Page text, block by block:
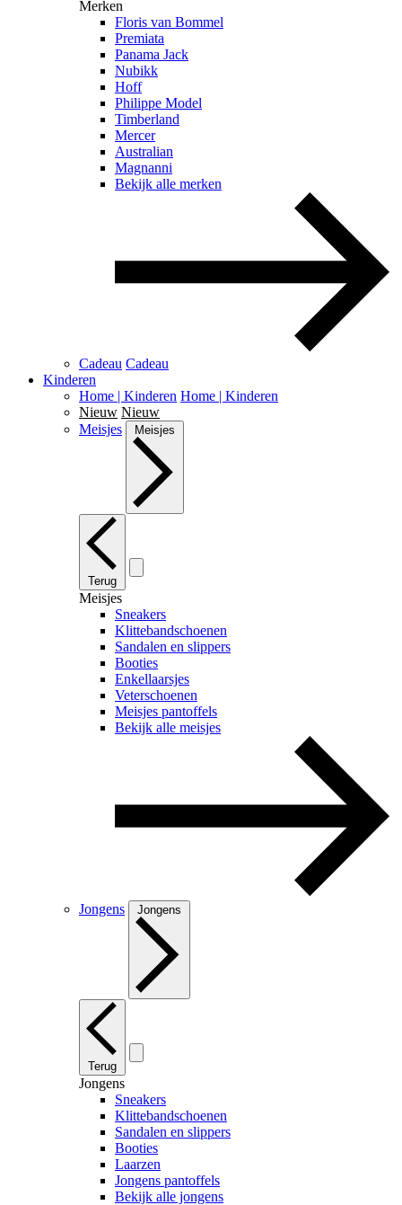
Merken
Floris van Bommel
Premiata
Panama Jack
Nubikk
Hoff
Philippe Model
Timberland
Mercer
Australian
Magnanni
Bekijk alle merken
Cadeau Cadeau
Kinderen
Home | Kinderen Home | Kinderen
Nieuw Nieuw
Meisjes
Meisjes
Terug
Meisjes
Sneakers
Klittebandschoenen
Sandalen en slippers
Booties
Enkellaarsjes
Veterschoenen
Meisjes pantoffels
Bekijk alle meisjes
Jongens Jongens
Terug
Jongens
Sneakers
Klittebandschoenen
Sandalen en slippers
Booties
Laarzen
Jongens pantoffels
Bekijk alle jongens